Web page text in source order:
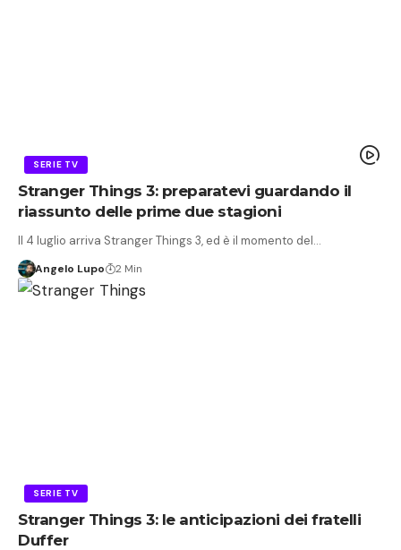
SERIE TV
Stranger Things 3: preparatevi guardando il
riassunto delle prime due stagioni
Il 4 luglio arriva Stranger Things 3, ed è il momento del…
Angelo Lupo 2 Min
SERIE TV
Stranger Things 3: le anticipazioni dei fratelli
Duffer